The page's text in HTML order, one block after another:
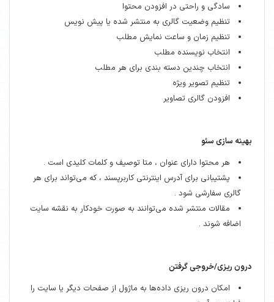
سادگی و راحتی در افزودن محتوا
تنظیم وضعیت گالری به منتشر شده یا پیش نویس
تنظیم زمان و ساعت نمایش مطلب
انتخاب نویسنده مطلب
انتخاب چندین دسته بندی برای هر مطلب
تنظیم تصویر ویژه
افزودن گالری تصاویر
بهینه سازی سئو
هر محتوا دارای عنوان ، متا توصیف و کلمات کلیدی است .
پشتیبانی برای آدرس اینترنتی کاربرپسند ، که می‌تواند برای هر
گالری سفارشی شود .
مقالات منتشر شده می‌توانند به صورت خودکار به نقشه سایت
اضافه شوند .
درون ریزی/خروجی گرفتن
امکان درون ریزی داده‌ها به ماژول از صفحات دیگر یا سایت را